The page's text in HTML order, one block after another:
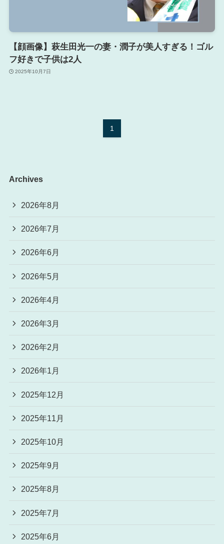
【顔画像】萩生田光一の妻・潤子が美人すぎる！ゴル
フ好きで子供は2人
2025年10月7日
1
Archives
2026年8月
2026年7月
2026年6月
2026年5月
2026年4月
2026年3月
2026年2月
2026年1月
2025年12月
2025年11月
2025年10月
2025年9月
2025年8月
2025年7月
2025年6月